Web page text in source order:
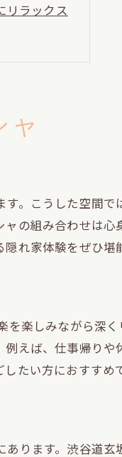
リラックス
を満喫
時間
し
の選び方
人の時間
体験法
喫
選び方
される
。こうした空間
の組み合わせは心
れ家体験をぜひ堪
楽しみながら深
えば、仕事帰り
たい方におすすめで
ります。渋谷道